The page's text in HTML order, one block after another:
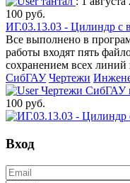
100 руб.
ИГ.03.13.03 - Цилиндр с
Все выполнено в
работы входят пять
сохранением всех линий
СибГАУ Чертежи
Чертежи СибГАУ
100 руб.
Вход